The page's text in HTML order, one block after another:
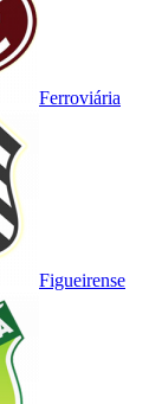
Ferroviária
Figueirense